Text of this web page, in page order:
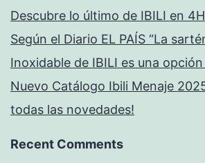
Descubre lo último de IBILI en
Según el Diario EL PAÍS “La
Inoxidable de IBILI es una
Nuevo Catálogo Ibili Menaje
todas las novedades!
Recent Comments